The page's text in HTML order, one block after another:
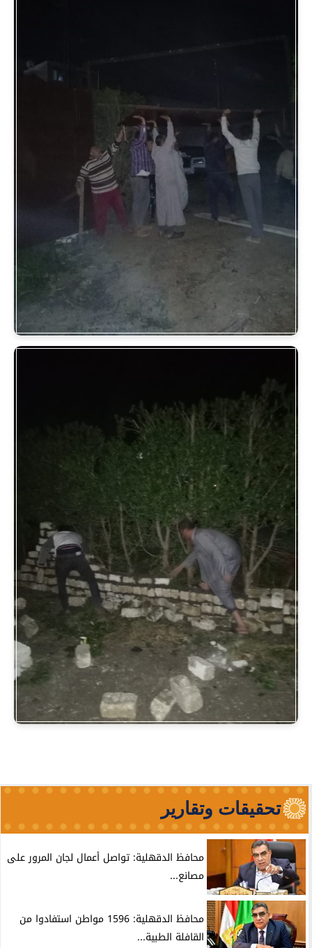
تحقيقات وتقارير
محافظ الدقهلية: تواصل أعمال لجان المرور على
مصانع...
محافظ الدقهلية: 1596 مواطن استفادوا من
القافلة الطبية...